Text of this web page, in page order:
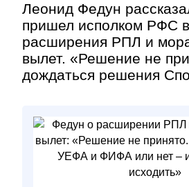
Леонид Федун
пришел исполком РФС
расширения РПЛ и
вылет. «Решение не
дождаться решения